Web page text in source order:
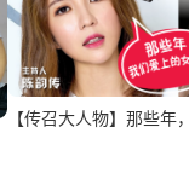
【传召大人物】那些年